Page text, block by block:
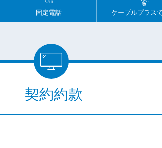
固定電話 ケーブルプラス
契約約款